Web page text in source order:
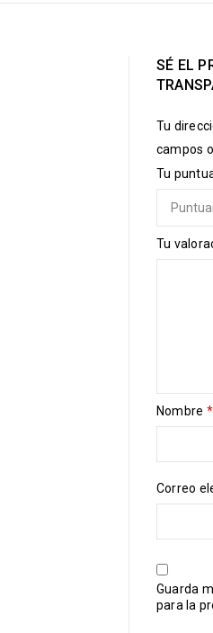
SÉ EL
Tu
campos
Tu
Tu
Nombre *
Correo
Guarda
para la